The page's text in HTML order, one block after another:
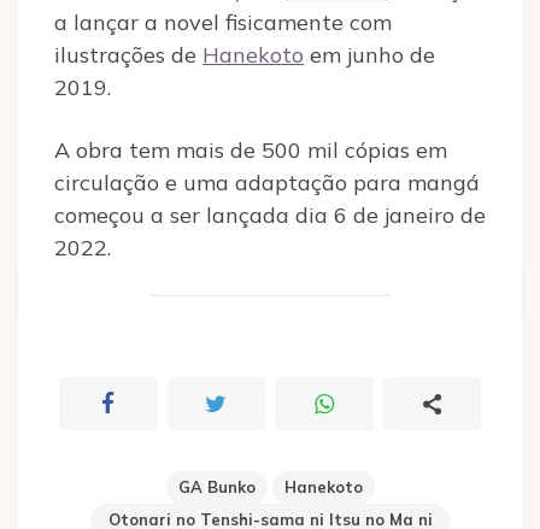
a lançar a novel fisicamente com
ilustrações de Hanekoto em junho de
2019.
A obra tem mais de 500 mil cópias em
circulação e uma adaptação para mangá
começou a ser lançada dia 6 de janeiro de
2022.
GA Bunko
Hanekoto
Otonari no Tenshi-sama ni Itsu no Ma ni